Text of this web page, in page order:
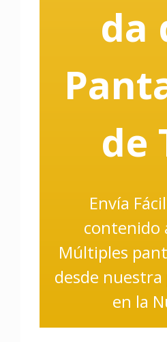
da
de
Envía
contenido
Múltiples
desde
en la